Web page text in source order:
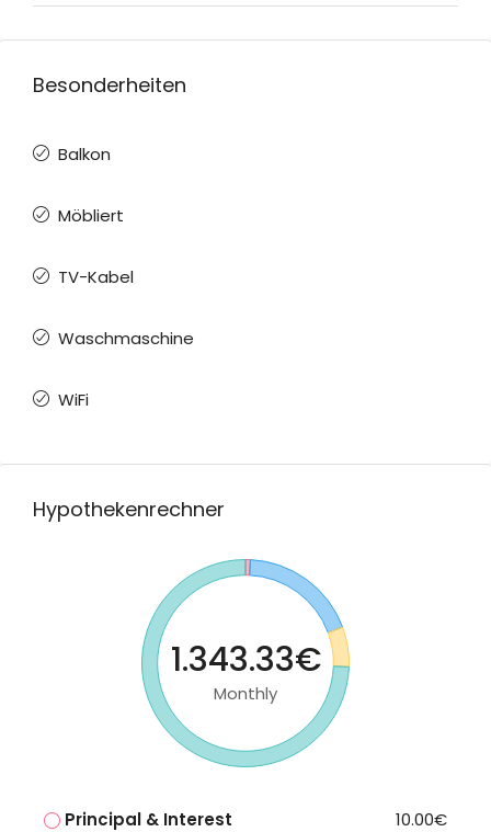
Besonderheiten
Balkon
Möbliert
TV-Kabel
Waschmaschine
WiFi
Hypothekenrechner
1.343.33€
Monthly
Principal & Interest
10.00€